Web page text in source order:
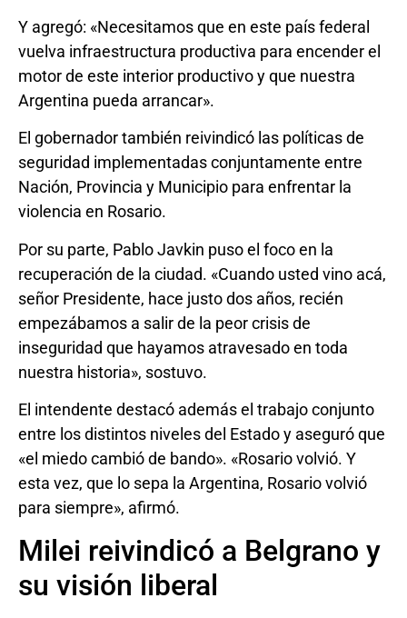
Y agregó: «Necesitamos que en este país federal
vuelva infraestructura productiva para encender el
motor de este interior productivo y que nuestra
Argentina pueda arrancar».
El gobernador también reivindicó las políticas de
seguridad implementadas conjuntamente entre
Nación, Provincia y Municipio para enfrentar la
violencia en Rosario.
Por su parte, Pablo Javkin puso el foco en la
recuperación de la ciudad. «Cuando usted vino acá,
señor Presidente, hace justo dos años, recién
empezábamos a salir de la peor crisis de
inseguridad que hayamos atravesado en toda
nuestra historia», sostuvo.
El intendente destacó además el trabajo conjunto
entre los distintos niveles del Estado y aseguró que
«el miedo cambió de bando». «Rosario volvió. Y
esta vez, que lo sepa la Argentina, Rosario volvió
para siempre», afirmó.
Milei reivindicó a Belgrano y
su visión liberal